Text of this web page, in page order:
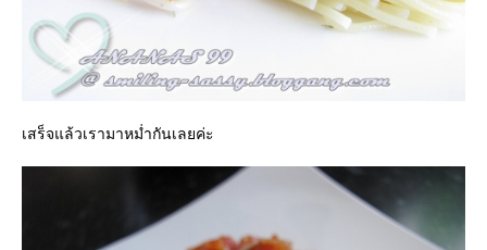
เสร็จแล้วเรามาหม่ำกันเลยค่ะ